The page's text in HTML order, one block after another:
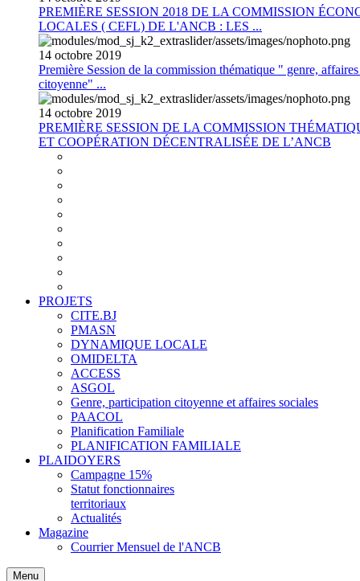
PREMIÈRE SESSION 2018 DE LA COMMISSION
LOCALES ( CEFL) DE L'ANCB : LES ...
14 octobre 2019
Première Session de la commission thématique " genre,
citoyenne" ...
14 octobre 2019
PREMIÈRE SESSION DE LA COMMISSION
ET COOPÉRATION DÉCENTRALISÉE DE L’ANCB
PROJETS
CITE.BJ
PMASN
DYNAMIQUE LOCALE
OMIDELTA
ACCESS
ASGOL
Genre, participation citoyenne et affaires sociales
PAACOL
Planification Familiale
PLANIFICATION FAMILIALE
PLAIDOYERS
Campagne 15%
Statut fonctionnaires
territoriaux
Actualités
Magazine
Courrier Mensuel de l'ANCB
Menu